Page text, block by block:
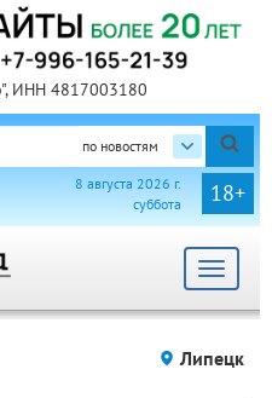
ИНН 4817003180
по новостям
18+
8 августа 2026 г.
суббота
Toggle
Липецк